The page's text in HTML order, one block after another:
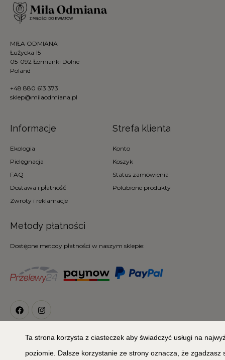
MIŁA ODMIANA
Łużycka 15
05-092 Łomianki Dolne
Poland
+48 880 613 373
sklep@milaodmiana.pl
Informacje
Ekologia
Pielęgnacja
FAQ
Dostawa i płatność
Zwroty i reklamacje
Strefa klienta
Konto
Koszyk
Status zamówienia
Polubione produkty
Metody płatności
Dostępne metody płatności w naszym sklepie:
Copyright 2020 © MIŁA ODMIANA. All Rights Reserved
Ta strona korzysta z ciasteczek aby świadczyć usługi na
poziomie. Dalsze korzystanie ze strony oznacza, że zgadzasz